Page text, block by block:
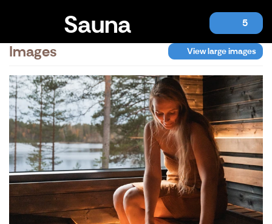
Sauna 5
Images View large images